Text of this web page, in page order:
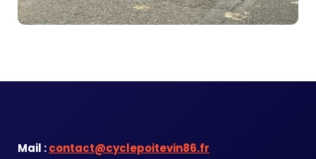
Mail :contact@cyclepoitevin86.fr